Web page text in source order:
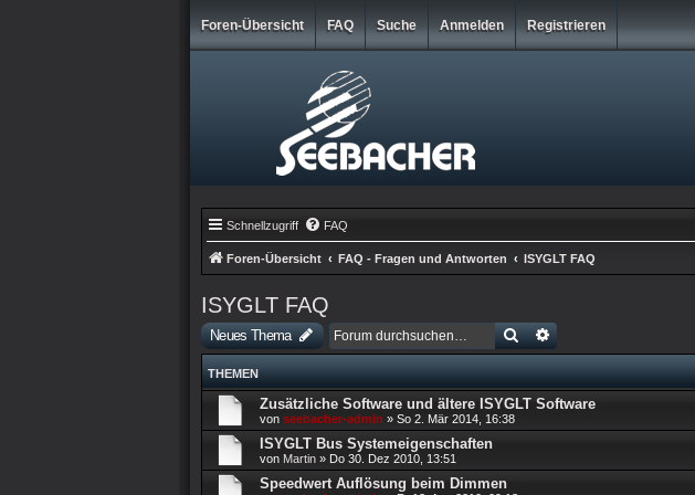
Foren-Übersicht FAQ Suche Anmelden Registrieren
Schnellzugriff FAQ
Foren-Übersicht FAQ - Fragen und Antworten ISYGLT FAQ
ISYGLT FAQ
Neues Thema Suche
THEMEN
Zusätzliche Software und ältere ISYGLT Software
von seebacher-admin » So 2. Mär 2014, 16:38
ISYGLT Bus Systemeigenschaften
von Martin » Do 30. Dez 2010, 13:51
Speedwert Auflösung beim Dimmen